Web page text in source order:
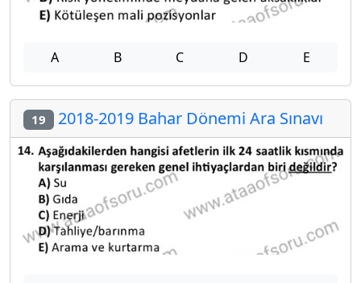
A B C D E
19 2018-2019 Bahar Dönemi Ara Sınavı